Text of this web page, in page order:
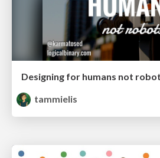
Designing for humans not
tammielis